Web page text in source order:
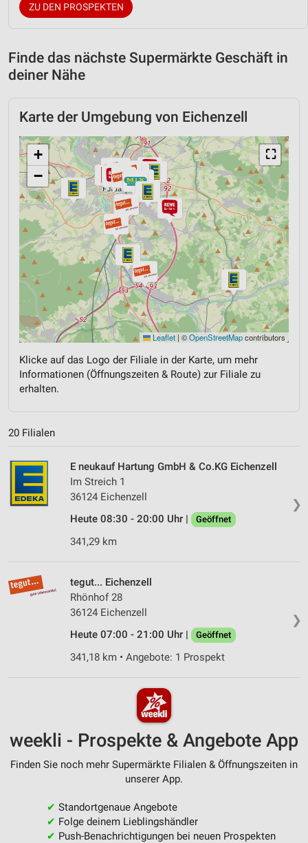
ZU DEN PROSPEKTEN
Finde das nächste Supermärkte Geschäft in
deiner Nähe
Karte der Umgebung von Eichenzell
⛶
+
−
Leaflet | ©OpenStreetMapcontributors
Klicke auf das Logo der Filiale in der Karte, um mehr
Informationen (Öffnungszeiten & Route) zur Filiale zu
erhalten.
20 Filialen
❯
E neukauf Hartung GmbH & Co.KG Eichenzell
Im Streich 1
36124 Eichenzell
Heute 08:30 - 20:00 Uhr |
Geöffnet
341,29 km
❯
tegut... Eichenzell
Rhönhof 28
36124 Eichenzell
Heute 07:00 - 21:00 Uhr |
Geöffnet
341,18 km • Angebote: 1 Prospekt
weekli - Prospekte & Angebote App
Finden Sie noch mehr Supermärkte Filialen & Öffnungszeiten in
unserer App.
✔ Standortgenaue Angebote
✔ Folge deinem Lieblingshändler
✔ Push-Benachrichtigungen bei neuen Prospekten